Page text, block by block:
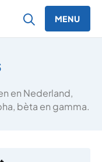
MENU
en Nederland,
bèta en gamma.